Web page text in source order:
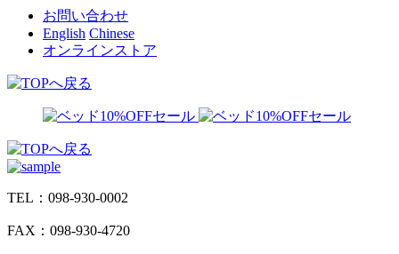
お問い合わせ
English Chinese
オンラインストア
TEL：098-930-0002
FAX：098-930-4720